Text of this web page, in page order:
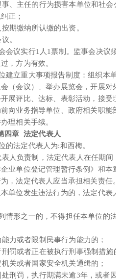
事、主任的行为损害本单位和社会公
正；
期缴纳所认缴的出资。
。
会议实行1人1票制。监事会决议须
，方为有效。
建立重大事项报告制度：组织本单
（会议）、举办展览会，开展对外
展评比、达标、表彰活动，接受境
向业务指导单位、政府相关职能部
理相关手续。
四章 法定代表人
的法定代表人为:和西梅。
人负责制，法定代表人在任期间，
业单位登记管理暂行条例》和本章
，法定代表人应当承担相关责任。
单位发生违法行为的，法定代表人
情形之一的，不得担任本单位的法
能力或者限制民事行为能力的；
刑罚或者正在被执行刑事强制措施的
机关或者国家安全机关通缉的；
处刑罚，执行期满未逾3年，或者因